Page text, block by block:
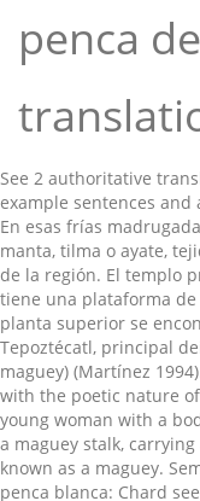
penca
See 2 authoritative
example sentences
En esas frías
manta, tilma o ayate,
de la región. El templo
tiene una plataforma de
planta superior se
Tepoztécatl, principal
maguey) (Martínez
with the poetic nature
young woman with a
a maguey stalk,
known as a maguey.
penca blanca: Chard